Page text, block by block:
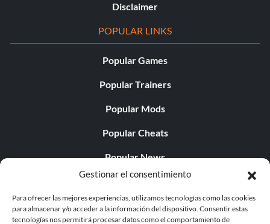
Gestionar el consentimiento
Para ofrecer las mejores experiencias, utilizamos tecnologías como las cookies
para almacenar y/o acceder a la información del dispositivo. Consentir estas
tecnologías nos permitirá procesar datos como el comportamiento de
Disclaimer
POPULAR LINKS
Popular Games
Popular Trainers
Popular Mods
Popular Cheats
Popular News
Popular Editorials
Popular Free Games